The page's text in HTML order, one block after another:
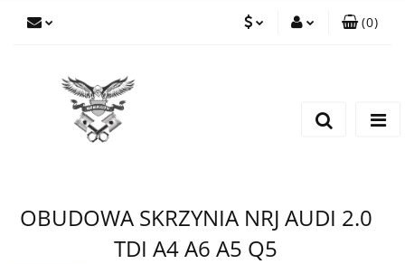
(0)
OBUDOWA SKRZYNIA NRJ AUDI 2.0
TDI A4 A6 A5 Q5